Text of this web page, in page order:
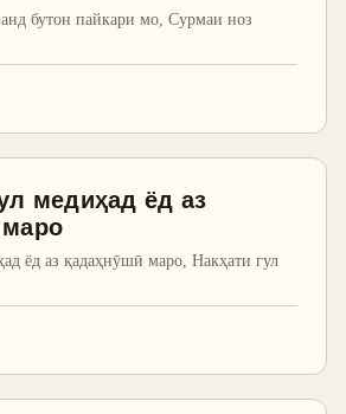
бутон пайкари мо, Сурмаи ноз
медиҳад ёд аз
ёд аз қадаҳнӯшӣ маро, Накҳати гул